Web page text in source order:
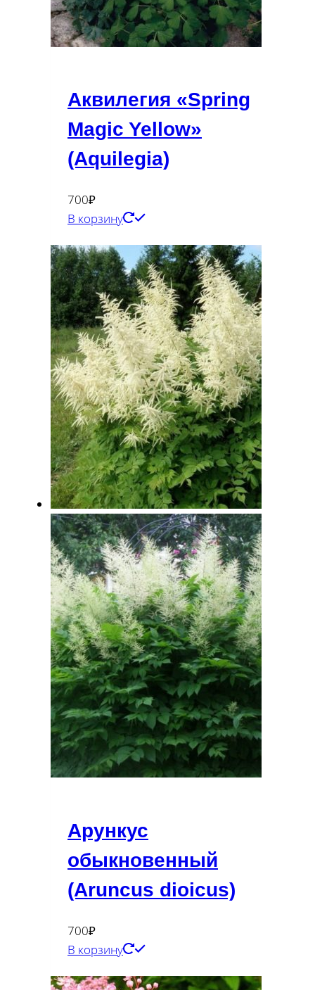
Аквилегия «Spring
Magic Yellow»
(Aquilegia)
700₽
В корзину
Арункус
обыкновенный
(Aruncus dioicus)
700₽
В корзину